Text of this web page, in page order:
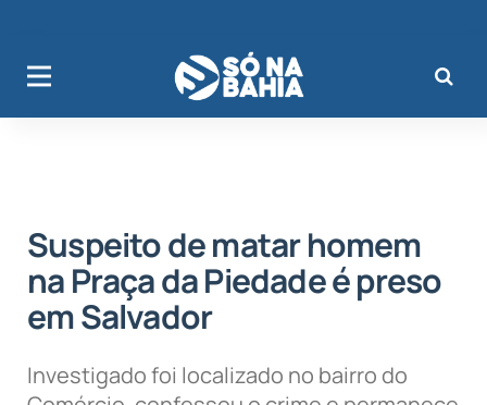
Suspeito de matar homem
na Praça da Piedade é preso
em Salvador
Investigado foi localizado no bairro do